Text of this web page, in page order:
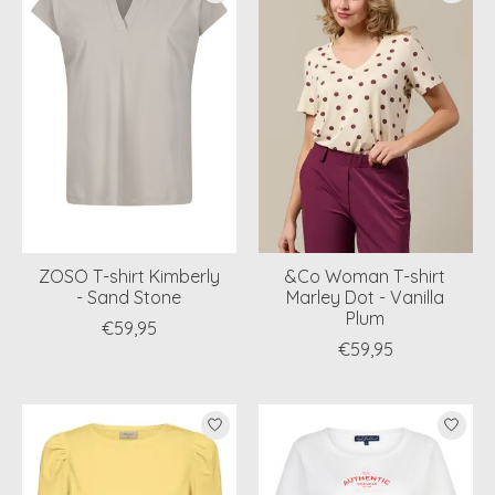
ZOSO T-shirt Kimberly
- Sand Stone
€59,95
&Co Woman T-shirt
Marley Dot - Vanilla
Plum
€59,95